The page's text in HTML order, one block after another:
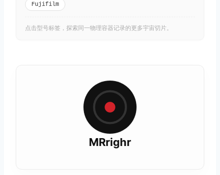
Fujifilm
点击型号标签，探索同一物理容器记录的更多宇宙切片。
MRrighr